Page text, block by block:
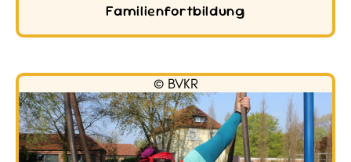
Familienfortbildung
© BVKR